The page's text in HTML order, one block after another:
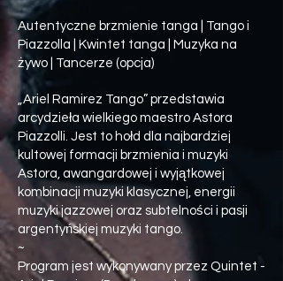
Autentyczne brzmienie tanga | Tango i
Piazzolla | Kwintet tanga | Muzyka na
żywo | Tancerze (opcja)
„Ariel Ramirez Tango” przedstawia
arcydzieła wielkiego maestro Astora
Piazzolli. Jest to hołd dla najbardziej
kultowej formacji brzmienia i muzyki
Astora, awangardowej i wyjątkowej
kombinacji muzyki klasycznej, energii
muzyki jazzowej oraz subtelności i pasji
argentyńskiej muzyki tango.
~
Program jest wykonywany przez Quintet -